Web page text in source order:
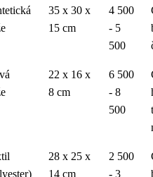
35 x 30 x
15 cm
4 500
- 5
500
22 x 16 x
8 cm
6 500
- 8
500
28 x 25 x
14 cm
2 500
- 3